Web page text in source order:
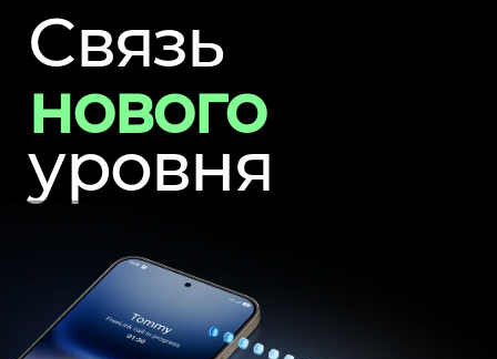
Связь
нового
уровня